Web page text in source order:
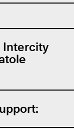
Intercity